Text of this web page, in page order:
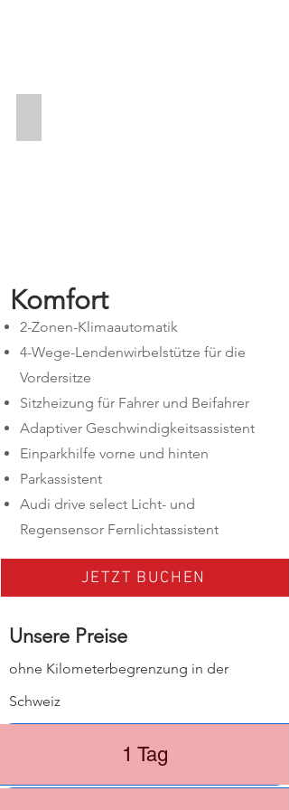
2-Zonen-Klimaautomatik
4-Wege-Lendenwirbelstütze für die
Vordersitze
Sitzheizung für Fahrer und Beifahrer
Adaptiver Geschwindigkeitsassistent
Einparkhilfe vorne und hinten
Parkassistent
Audi drive select Licht- und
Regensensor Fernlichtassistent
Komfort
JETZT BUCHEN
​Unsere Preise
ohne Kilometerbegrenzung in der
Schweiz
1 Tag